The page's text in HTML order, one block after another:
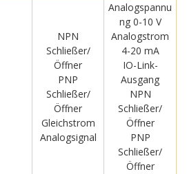
NPN
Schließer/
Öffner
PNP
Schließer/
Öffner
Gleichstrom
Analogsignal
Analogspannu
ng 0-10 V
Analogstrom
4-20 mA
IO-Link-
Ausgang
NPN
Schließer/
Öffner
PNP
Schließer/
Öffner